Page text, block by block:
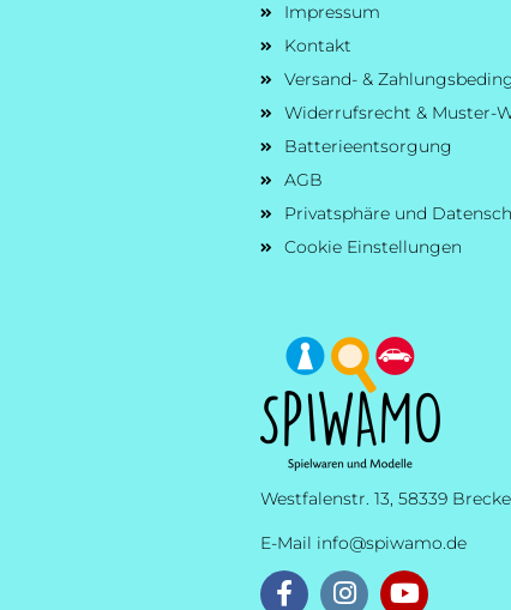
Impressum
Kontakt
Versand- &
Widerrufsrecht & Muster-
Batterieentsorgung
AGB
Privatsphäre und
Cookie Einstellungen
Westfalenstr. 13, 58339
E-Mail info@spiwamo.de